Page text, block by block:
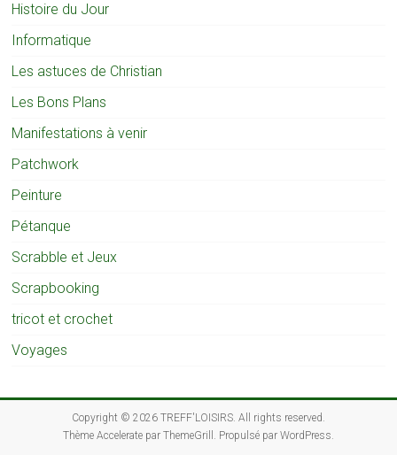
Histoire du Jour
Informatique
Les astuces de Christian
Les Bons Plans
Manifestations à venir
Patchwork
Peinture
Pétanque
Scrabble et Jeux
Scrapbooking
tricot et crochet
Voyages
Copyright © 2026 TREFF'LOISIRS. All rights reserved.
Thème Acceleratepar ThemeGrill. Propulsé par WordPress.